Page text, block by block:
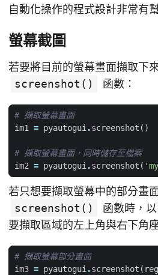
自動化操作的程式設計非常有
螢幕截圖
若要將目前的螢幕畫面擷取下
screenshot()
函數：
# 擷取螢幕畫面
im1 = pyautogui.screenshot ()
# 擷取螢幕畫面，同時儲存至檔案
im2 = pyautogui.screenshot (
若只想要擷取螢幕中的部分畫
screenshot()
函數時，以
要擷取區域的左上角與右下角
# 擷取螢幕部分畫面
im3 = pyautogui.screenshot (